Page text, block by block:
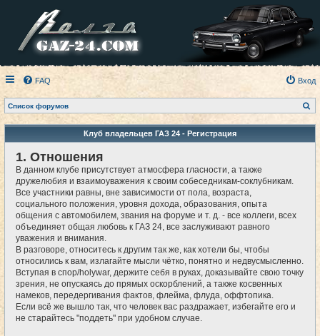
FAQ Вход
Список форумов
о
с
Клуб владельцев ГАЗ 24 - Регистрация
1. Отношения
В данном клубе присутствует атмосфера гласности, а также
дружелюбия и взаимоуважения к своим собеседникам-соклубникам.
Все участники равны, вне зависимости от пола, возраста,
социального положения, уровня дохода, образования, опыта
общения с автомобилем, звания на форуме и т. д. - все коллеги, всех
объединяет общая любовь к ГАЗ 24, все заслуживают равного
уважения и внимания.
В разговоре, относитесь к другим так же, как хотели бы, чтобы
относились к вам, излагайте мысли чётко, понятно и недвусмысленно.
Вступая в спор/holywar, держите себя в руках, доказывайте свою точку
зрения, не опускаясь до прямых оскорблений, а также косвенных
намеков, передергивания фактов, флейма, флуда, оффтопика.
Если всё же вышло так, что человек вас раздражает, избегайте его и
не старайтесь "поддеть" при удобном случае.